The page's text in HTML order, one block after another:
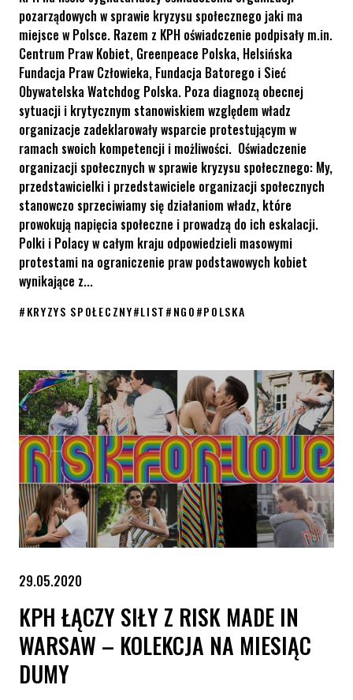
pozarządowych w sprawie kryzysu społecznego jaki ma
miejsce w Polsce. Razem z KPH oświadczenie podpisały m.in.
Centrum Praw Kobiet, Greenpeace Polska, Helsińska
Fundacja Praw Człowieka, Fundacja Batorego i Sieć
Obywatelska Watchdog Polska. Poza diagnozą obecnej
sytuacji i krytycznym stanowiskiem względem władz
organizacje zadeklarowały wsparcie protestującym w
ramach swoich kompetencji i możliwości. Oświadczenie
organizacji społecznych w sprawie kryzysu społecznego: My,
przedstawicielki i przedstawiciele organizacji społecznych
stanowczo sprzeciwiamy się działaniom władz, które
prowokują napięcia społeczne i prowadzą do ich eskalacji.
Polki i Polacy w całym kraju odpowiedzieli masowymi
protestami na ograniczenie praw podstawowych kobiet
wynikające z...
#KRYZYS SPOŁECZNY#LIST#NGO#POLSKA
29.05.2020
KPH ŁĄCZY SIŁY Z RISK MADE IN
WARSAW – KOLEKCJA NA MIESIĄC
DUMY